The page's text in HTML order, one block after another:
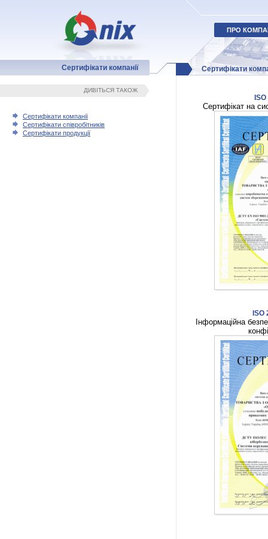
ПРО
Сертифікати
Сертифікати компанії
ДИВІТЬСЯ ТАКОЖ
Сертифікати компанії
Сертифікати співробітників
Сертифікати продукції
Сертифікат на
ISO
Інформаційна